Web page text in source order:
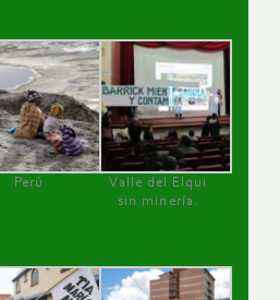
Perú
Valle del Elqui
sin minería.